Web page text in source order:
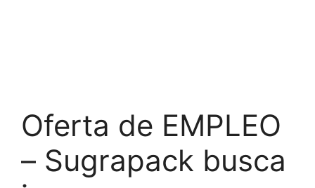
Oferta de EMPLEO
– Sugrapack busca